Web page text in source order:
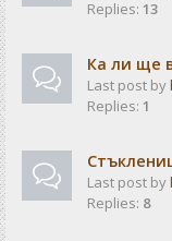
Replies: 13
Ка ли ще
Last post by
Replies: 1
Last post by
Replies: 8